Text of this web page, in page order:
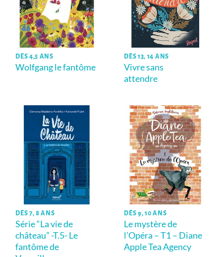
DÈS 4,5 ANS
Wolfgang le fantôme
DÈS 13, 14 ANS
Vivre sans
attendre
DÈS 7, 8 ANS
Série “La vie de
château” -T.5- Le
fantôme de
DÈS 9, 10 ANS
Le mystère de
l’Opéra – T1 – Diane
Apple Tea Agency